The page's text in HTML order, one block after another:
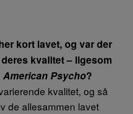
kort lavet, og var der
kvalitet – ligesom
American Psycho?
kvalitet, og så
de allesammen lavet